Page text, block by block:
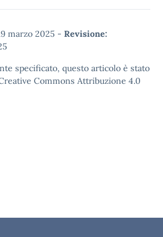
marzo 2025 - Revisione:
specificato, questo articolo è stato
Commons Attribuzione 4.0